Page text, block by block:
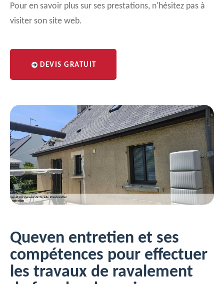
Pour en savoir plus sur ses prestations, n'hésitez pas à
visiter son site web.
DEVIS GRATUIT
Queven entretien et ses
compétences pour effectuer
les travaux de ravalement